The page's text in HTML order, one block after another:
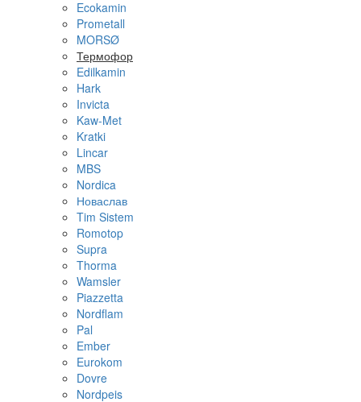
Ecokamin
Prometall
MORSØ
Термофор
Edilkamin
Hark
Invicta
Kaw-Met
Kratki
Lincar
MBS
Nordica
Новаслав
Tim Sistem
Romotop
Supra
Thorma
Wamsler
Piazzetta
Nordflam
Pal
Ember
Eurokom
Dovre
Nordpeis